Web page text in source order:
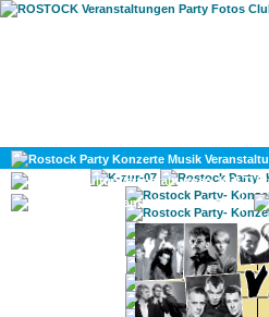
KULTUR
GAY